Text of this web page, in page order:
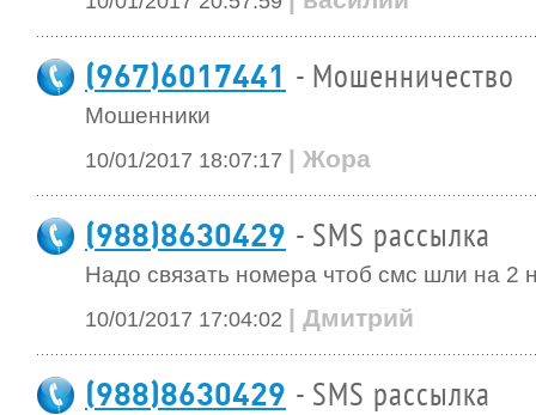
(967)6017441 - Мошенничество
Мошенники
10/01/2017 18:07:17 | Жора
(988)8630429 - SMS рассылка
Надо связать номера чтоб смс шли на 2
10/01/2017 17:04:02 | Дмитрий
(988)8630429 - SMS рассылка